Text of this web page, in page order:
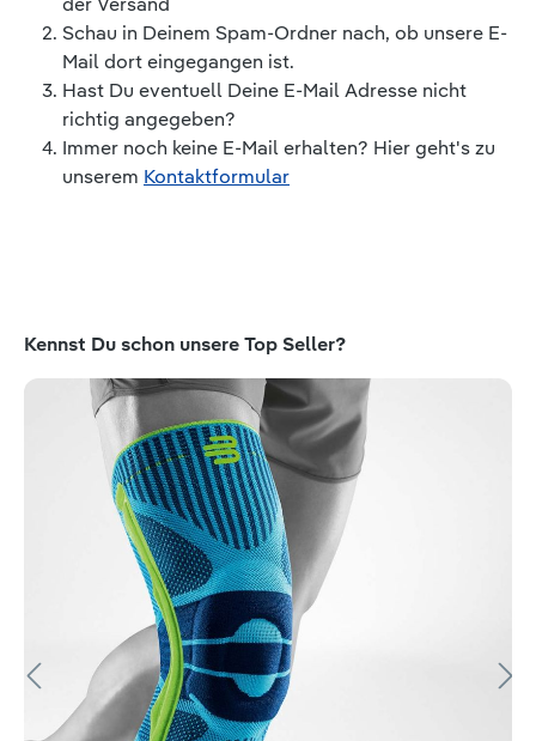
Schau in Deinem Spam-Ordner nach, ob unsere E-
Mail dort eingegangen ist.
Hast Du eventuell Deine E-Mail Adresse nicht
richtig angegeben?
Immer noch keine E-Mail erhalten? Hier geht's zu
unserem Kontaktformular
Produktgalerie überspringen
Kennst Du schon unsere Top Seller?